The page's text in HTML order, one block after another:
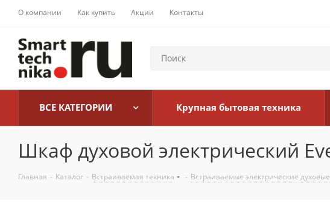
О компании Как купить Акции Контакты
ВСЕ КАТЕГОРИИ Крупная бытовая техника
Шкаф духовой электрический
Главная - Каталог - Встраиваемая техника - Встраиваемые электрические